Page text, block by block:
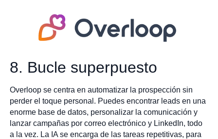
8. Bucle superpuesto
Overloop se centra en automatizar la prospección sin
perder el toque personal. Puedes encontrar leads en una
enorme base de datos, personalizar la comunicación y
lanzar campañas por correo electrónico y LinkedIn, todo
a la vez. La IA se encarga de las tareas repetitivas, para